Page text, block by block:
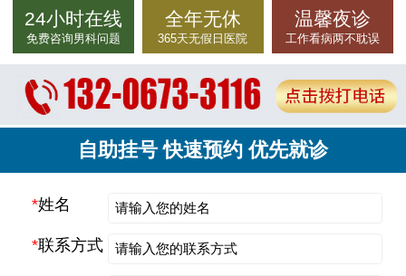
24小时在线
免费咨询男科问题
全年无休
365天无假日医院
温馨夜诊
工作看病两不耽误
自助挂号 快速预约 优先就诊
*姓名
*联系方式